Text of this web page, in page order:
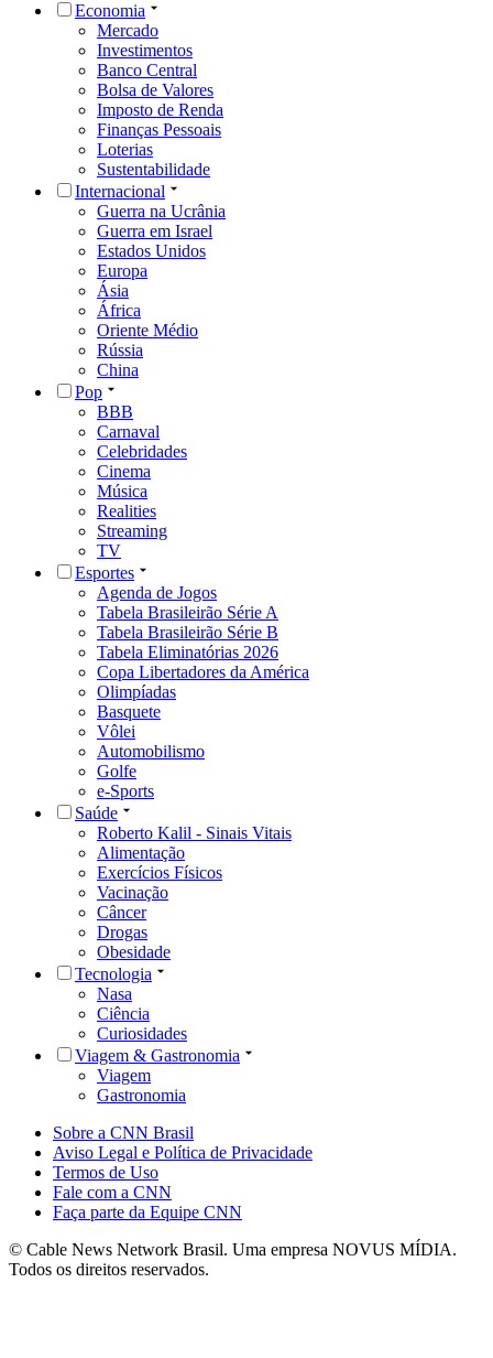
Economia
Mercado
Investimentos
Banco Central
Bolsa de Valores
Imposto de Renda
Finanças Pessoais
Loterias
Sustentabilidade
Internacional
Guerra na Ucrânia
Guerra em Israel
Estados Unidos
Europa
Ásia
África
Oriente Médio
Rússia
China
Pop
BBB
Carnaval
Celebridades
Cinema
Música
Realities
Streaming
TV
Esportes
Agenda de Jogos
Tabela Brasileirão Série A
Tabela Brasileirão Série B
Tabela Eliminatórias 2026
Copa Libertadores da América
Olimpíadas
Basquete
Vôlei
Automobilismo
Golfe
e-Sports
Saúde
Roberto Kalil - Sinais Vitais
Alimentação
Exercícios Físicos
Vacinação
Câncer
Drogas
Obesidade
Tecnologia
Nasa
Ciência
Curiosidades
Viagem & Gastronomia
Viagem
Gastronomia
Sobre a CNN Brasil
Aviso Legal e Política de Privacidade
Termos de Uso
Fale com a CNN
Faça parte da Equipe CNN
© Cable News Network Brasil. Uma empresa NOVUS MÍDIA.
Todos os direitos reservados.